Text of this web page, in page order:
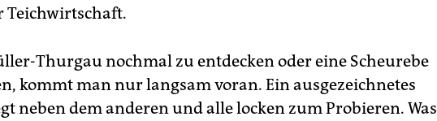
und modernisieren sie mit Sinn für Ästhetik, auch in der
wie im Weißen Lamm in Sommerach, wo Saibling und
„Radeln und genießen im Fränkischen Weinland“ von
Heinke. Alles über Kunst und Geschichte steht in „Die
Mainschleife“ von Gabi Bergauer.
Teichwirtschaft.
Thurgau nochmal zu entdecken oder eine Scheurebe
kommt man nur langsam voran. Ein ausgezeichnetes
neben dem anderen und alle locken zum Probieren. Was